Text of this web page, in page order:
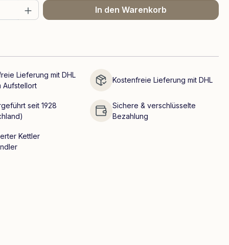
Anzahl: Gib den gewünschten Wert
In den Warenkorb
Lieferung mit DHL
Aufstellort
Kostenfreie Lieferung mit DHL
seit 1928
Sichere & verschlüsselte
Bezahlung
Kettler